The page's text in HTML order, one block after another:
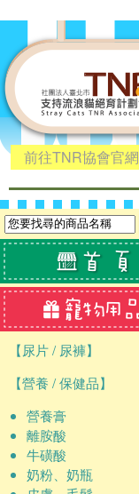
前往TNR協會官網
【尿片 / 尿褲】
【營養 / 保健品】
營養膏
離胺酸
牛磺酸
奶粉、奶瓶